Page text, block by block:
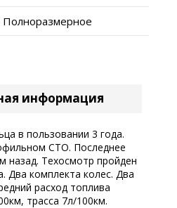
Полноразмерное
информация
в пользовании 3 года.
СТО. Последнее
назад. Техосмотр пройден
Два комплекта колес. Два
расход топлива
трасса 7л/100км.